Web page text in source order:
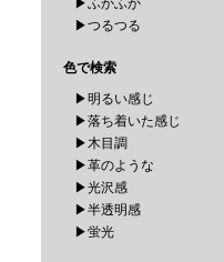
▶ふかふか
▶つるつる
色で検索
▶明るい感じ
▶落ち着いた感じ
▶木目調
▶革のような
▶光沢感
▶半透明感
▶蛍光